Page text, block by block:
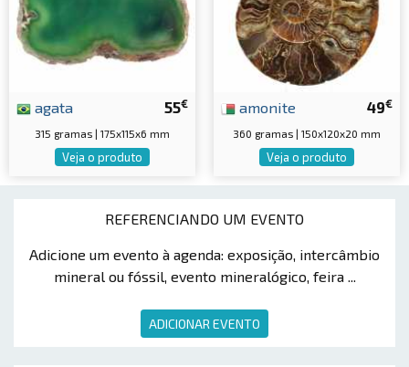
REFERENCIANDO UM EVENTO
Adicione um evento à agenda: exposição, intercâmbio
mineral ou fóssil, evento mineralógico, feira ...
ADICIONAR EVENTO
55€
agata
315 gramas | 175x115x6 mm
Veja o produto
49€
amonite
360 gramas | 150x120x20 mm
Veja o produto